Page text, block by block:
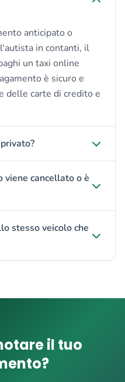
anticipato o
in contanti, il
un taxi online
è sicuro e
delle carte di credito e
viene cancellato o è
stesso veicolo che
il tuo